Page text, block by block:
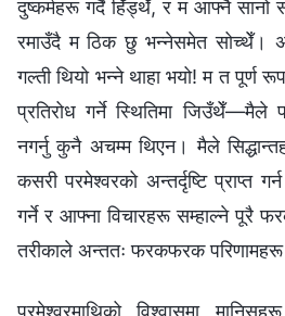
दुष्कर्महरू गर्दै हिँड्थेँ, र म आफ्नै सानो
रमाउँदै म ठिक छु भन्‍नेसमेत सोच्थेँ।
गल्ती थियो भन्‍ने थाहा भयो! म त पूर्ण
प्रतिरोध गर्ने स्थितिमा जिउँथेँ—मैले
नगर्नु कुनै अचम्म थिएन। मैले
कसरी परमेश्‍वरको अन्तर्दृष्टि प्राप्त
गर्ने र आफ्ना विचारहरू सम्हाल्ने पूरै
तरीकाले अन्ततः फरकफरक परिणामहरू
परमेश्‍वरमाथिको विश्‍वासमा